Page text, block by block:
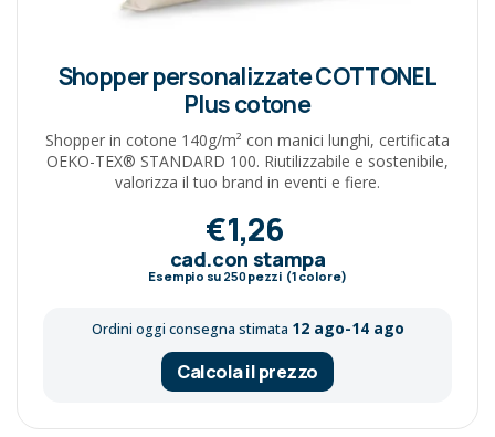
Shopper personalizzate COTTONEL
Plus cotone
Shopper in cotone 140g/m² con manici lunghi, certificata
OEKO-TEX® STANDARD 100. Riutilizzabile e sostenibile,
valorizza il tuo brand in eventi e fiere.
€1,26
cad.con stampa
Esempio su 250pezzi (1 colore)
Ordini oggi consegna stimata 12 ago-14 ago
Calcola il prezzo